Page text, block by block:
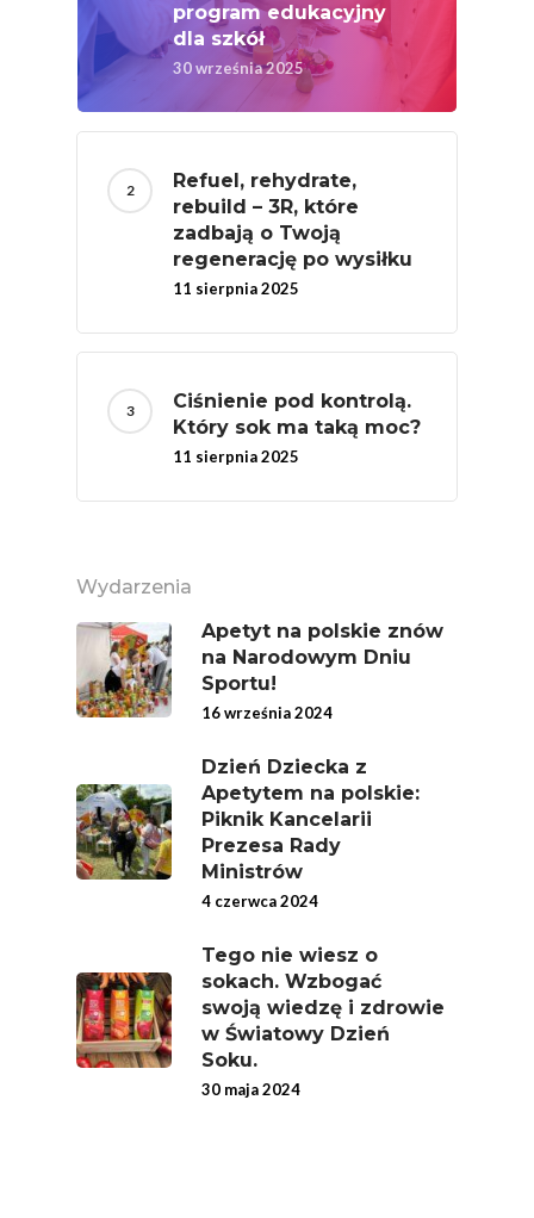
program edukacyjny
dla szkół
30 września 2025
Refuel, rehydrate,
rebuild – 3R, które
zadbają o Twoją
regenerację po wysiłku
11 sierpnia 2025
Ciśnienie pod kontrolą.
Który sok ma taką moc?
11 sierpnia 2025
Wydarzenia
Apetyt na polskie znów
na Narodowym Dniu
Sportu!
16 września 2024
Dzień Dziecka z
Apetytem na polskie:
Piknik Kancelarii
Prezesa Rady
Ministrów
4 czerwca 2024
Tego nie wiesz o
sokach. Wzbogać
swoją wiedzę i zdrowie
w Światowy Dzień
Soku.
30 maja 2024
Badania